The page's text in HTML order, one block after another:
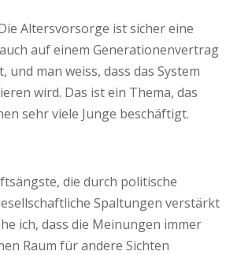
Altersvorsorge ist sicher eine
auf einem Generationenvertrag
man weiss, dass das System
wird. Das ist ein Thema, das
sehr viele Junge beschäftigt.
die durch politische
Spaltungen verstärkt
ich, dass die Meinungen immer
Raum für andere Sichten